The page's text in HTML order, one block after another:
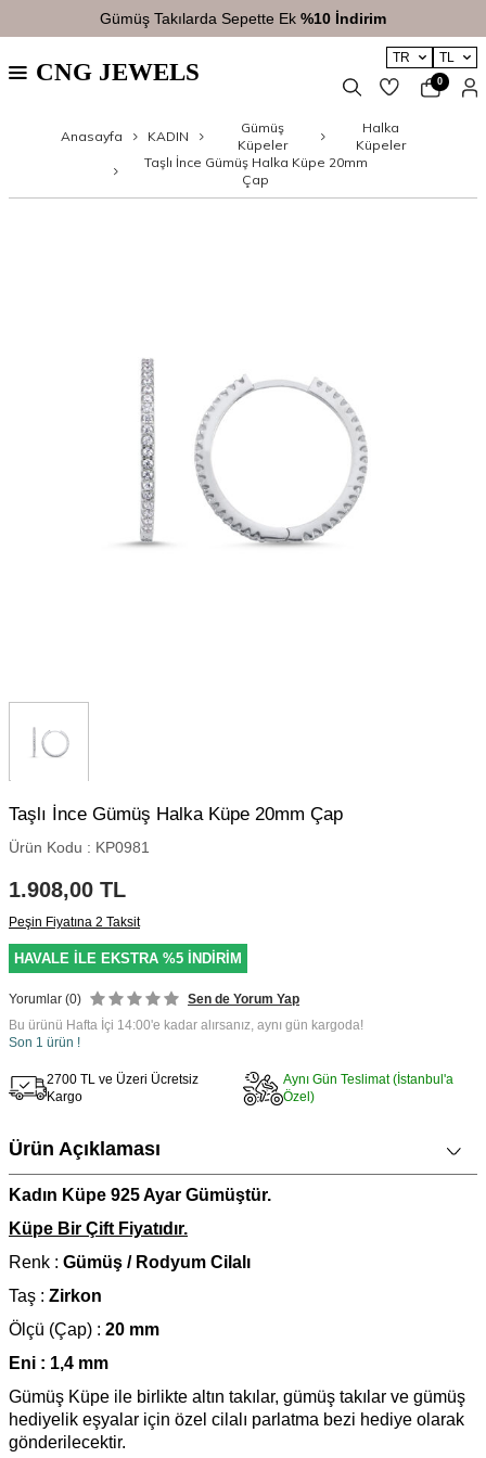
Gümüş Takılarda Sepette Ek %10 İndirim
TR TL
CNG JEWELS 0
Anasayfa KADIN
Gümüş
Küpeler
Halka
Küpeler
Taşlı İnce Gümüş Halka Küpe 20mm
Çap
Taşlı İnce Gümüş Halka Küpe 20mm Çap
Ürün Kodu : KP0981
1.908,00 TL
Peşin Fiyatına 2 Taksit
HAVALE İLE EKSTRA %5 İNDİRİM
Yorumlar (0)
Sen de Yorum Yap
Bu ürünü Hafta İçi 14:00'e kadar alırsanız, aynı gün kargoda!
Son 1 ürün !
2700 TL ve Üzeri Ücretsiz
Kargo
Aynı Gün Teslimat (İstanbul'a
Özel)
Ürün Açıklaması
Kadın Küpe 925 Ayar Gümüştür.
Küpe Bir Çift Fiyatıdır.
Renk : Gümüş / Rodyum Cilalı
Taş : Zirkon
Ölçü (Çap) : 20 mm
Eni : 1,4 mm
Gümüş Küpe ile birlikte altın takılar, gümüş takılar ve gümüş
hediyelik eşyalar için özel cilalı parlatma bezi hediye olarak
gönderilecektir.